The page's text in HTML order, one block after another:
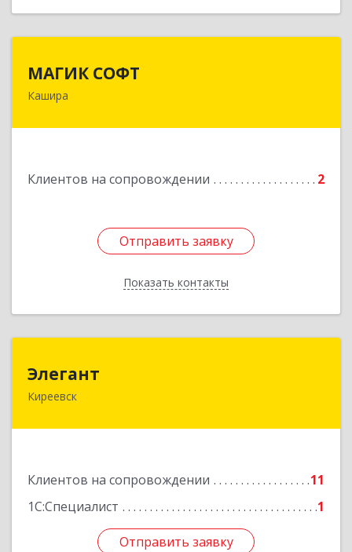
МАГИК СОФТ
Кашира
Клиентов на сопровождении 2
Отправить заявку
Показать контакты
Отправить заявку
Назад
Элегант
Киреевск
Клиентов на сопровождении
11
1С:Специалист
1
Отправить заявку
301262, Тульская обл, Киреевск г, Чехова ул,
Отправить заявку